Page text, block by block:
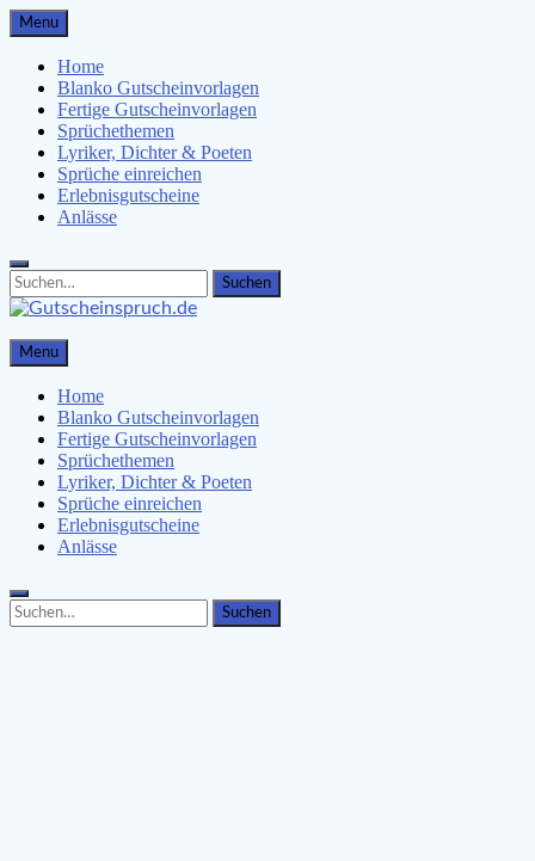
Skip
to
content
Menu
Home
Blanko Gutscheinvorlagen
Fertige Gutscheinvorlagen
Sprüchethemen
Lyriker, Dichter & Poeten
Sprüche einreichen
Erlebnisgutscheine
Anlässe
Search
for:
Search
Gutscheinspruch.de
Gutscheinsprüche & Gutscheinvorlagen finden
Menu
Home
Blanko Gutscheinvorlagen
Fertige Gutscheinvorlagen
Sprüchethemen
Lyriker, Dichter & Poeten
Sprüche einreichen
Erlebnisgutscheine
Anlässe
Search
for:
Search